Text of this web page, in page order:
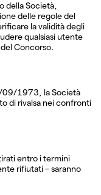
della Società,
delle regole del
la validità degli
qualsiasi utente
Concorso.
09/1973, la Società
di rivalsa nei confronti
entro i termini
rifiutati – saranno